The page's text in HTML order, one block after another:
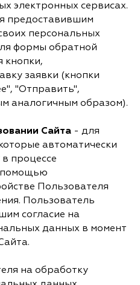
электронных сервисах.
предоставившим
персональных
формы обратной
кнопки,
заявки (кнопки
"Отправить",
аналогичным образом).
Сайта - для
автоматически
процессе
помощью
Пользователя
Пользователь
согласие на
данных в момент
на обработку